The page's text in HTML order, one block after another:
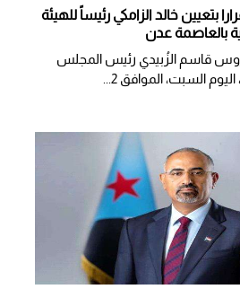
بتعيين خالد الزامكي رئيساً للهيئة
بالعاصمة عدن
قاسم الزُبيدي رئيس المجلس
السبت، الموافق 2...